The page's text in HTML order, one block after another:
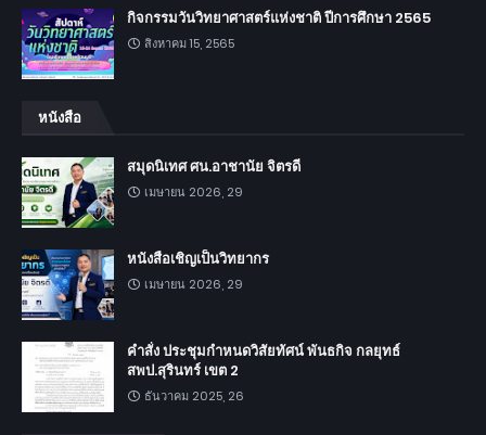
กิจกรรมวันวิทยาศาสตร์แห่งชาติ ปีการศึกษา 2565
สิงหาคม 15, 2565
หนังสือ
สมุดนิเทศ ศน.อาชานัย จิตรดี
เมษายน 2026, 29
หนังสือเชิญเป็นวิทยากร
เมษายน 2026, 29
คำสั่ง ประชุมกำหนดวิสัยทัศน์ พันธกิจ กลยุทธ์
สพป.สุรินทร์ เขต 2
ธันวาคม 2025, 26